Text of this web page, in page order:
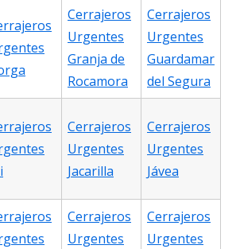
Cerrajeros
Urgentes
Granja de
Rocamora
Cerrajeros
Urgentes
Guardamar
del Segura
Cerrajeros
Urgentes
Jacarilla
Cerrajeros
Urgentes
Jávea
Cerrajeros
Urgentes
Cerrajeros
Urgentes